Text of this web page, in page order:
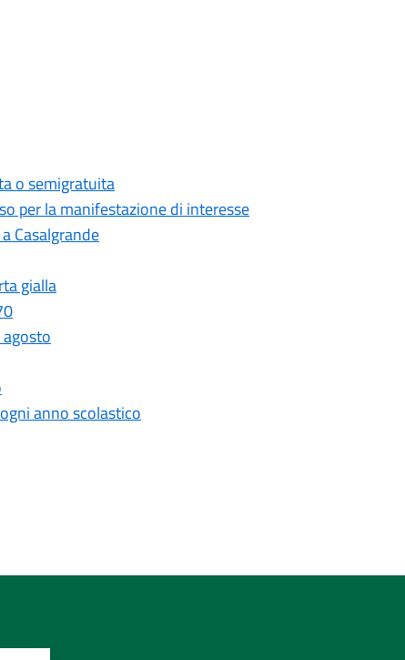
o semigratuita
per la manifestazione di interesse
Casalgrande
gialla
anno scolastico